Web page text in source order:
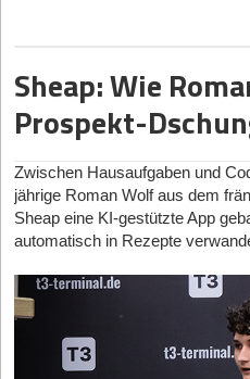
Sheap: Wie
Prospekt-
Zwischen Hausaufgaben und
jährige Roman Wolf aus dem
Sheap eine KI-gestützte App
automatisch in Rezepte